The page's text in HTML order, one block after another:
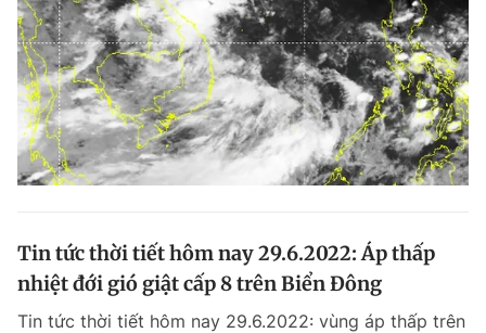
Tin tức thời tiết hôm nay 29.6.2022: Áp thấp
nhiệt đới gió giật cấp 8 trên Biển Đông
Tin tức thời tiết hôm nay 29.6.2022: vùng áp thấp trên